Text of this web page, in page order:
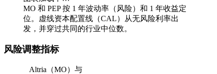
MO 和 PEP 按 1 年波动率（风险）和 1 年收益定
位。虚线资本配置线（CAL）从无风险利率出
发，并穿过共同的行业中位数。
风险调整指标
Altria（MO）与